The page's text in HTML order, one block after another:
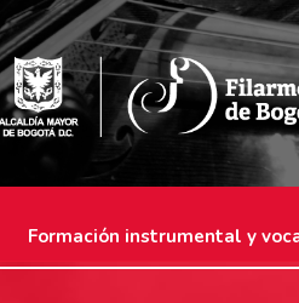
Formación instrumental y